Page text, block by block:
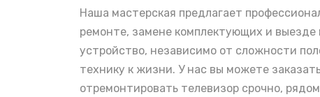
Наша мастерская предлагает
ремонте, замене комплектующих и
устройство, независимо от сложности
технику к жизни. У нас вы можете
отремонтировать телевизор срочно,